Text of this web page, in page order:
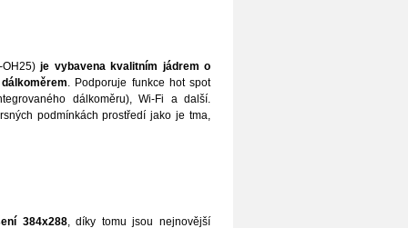
OH25) je vybavena kvalitním jádrem o
. Podporuje funkce hot spot
dálkoměru), Wi-Fi a další.
podmínkách prostředí jako je tma,
384x288, díky tomu jsou nejnovější